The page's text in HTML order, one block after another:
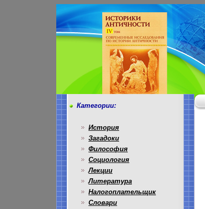
Категории:
История
Загадоки
Философия
Социология
Лекции
Литература
Налогоплательщик
Словари